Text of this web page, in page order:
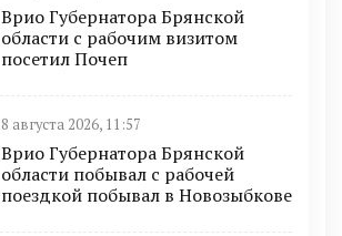
Врио Губернатора Брянской
области с рабочим визитом
посетил Почеп
8 августа 2026, 11:57
Врио Губернатора Брянской
области побывал с рабочей
поездкой побывал в Новозыбкове